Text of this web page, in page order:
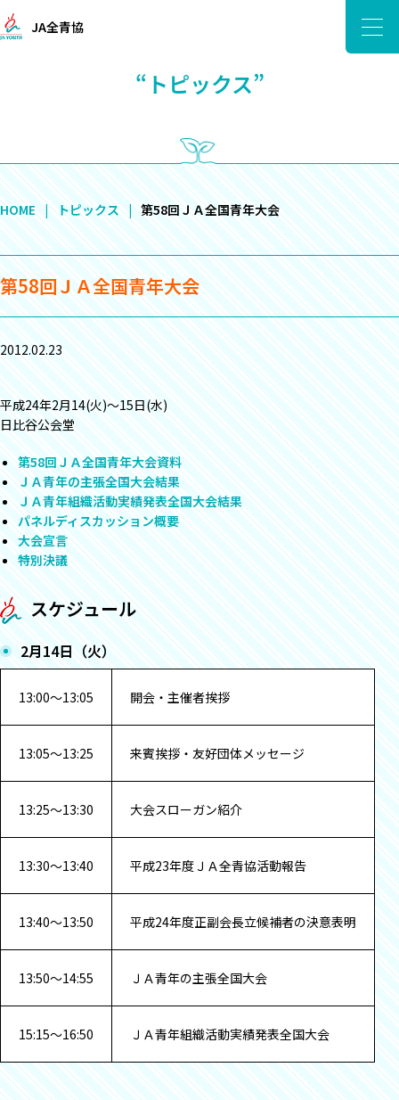
JA全青協
“トピックス”
HOME トピックス 第58回ＪＡ全国青年大会
第58回ＪＡ全国青年大会
2012.02.23
平成24年2月14(火)～15日(水)
日比谷公会堂
第58回ＪＡ全国青年大会資料
ＪＡ青年の主張全国大会結果
ＪＡ青年組織活動実績発表全国大会結果
パネルディスカッション概要
大会宣言
特別決議
スケジュール
2月14日（火）
13:00～13:05 開会・主催者挨拶
13:05～13:25 来賓挨拶・友好団体メッセージ
13:25～13:30 大会スローガン紹介
13:30～13:40 平成23年度ＪＡ全青協活動報告
13:40～13:50 平成24年度正副会長立候補者の決意表明
13:50～14:55 ＪＡ青年の主張全国大会
15:15～16:50 ＪＡ青年組織活動実績発表全国大会